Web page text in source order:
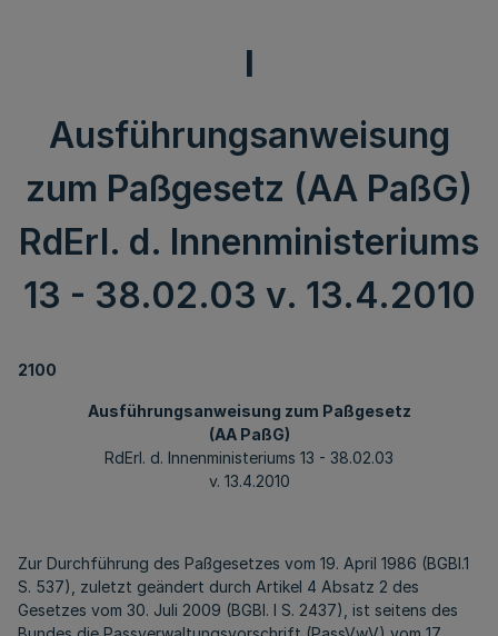
I
Ausführungsanweisung
zum Paßgesetz (AA PaßG)
RdErl. d. Innenministeriums
13 - 38.02.03 v. 13.4.2010
2100
Ausführungsanweisung zum Paßgesetz
(AA PaßG)
RdErl. d. Innenministeriums 13 - 38.02.03
v. 13.4.2010
Zur Durchführung des Paßgesetzes vom 19. April 1986 (BGBl.1
S. 537), zuletzt geändert durch Artikel 4 Absatz 2 des
Gesetzes vom 30. Juli 2009 (BGBl. I S. 2437), ist seitens des